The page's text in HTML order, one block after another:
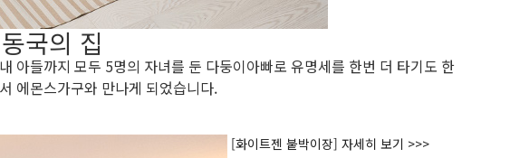
국의 집
아들까지 모두 5명의 자녀를 둔 다둥이아빠로 유명세를 한번 더 타기도 한
에몬스가구와 만나게 되었습니다.
[화이트젠 붙박이장] 자세히 보기 >>>